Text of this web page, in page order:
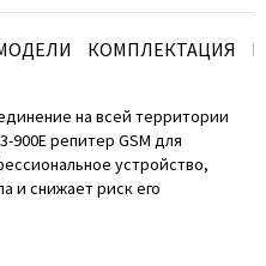
КОМПЛЕКТАЦИЯ
на всей территории
900E репитер GSM для
устройство,
и снижает риск его